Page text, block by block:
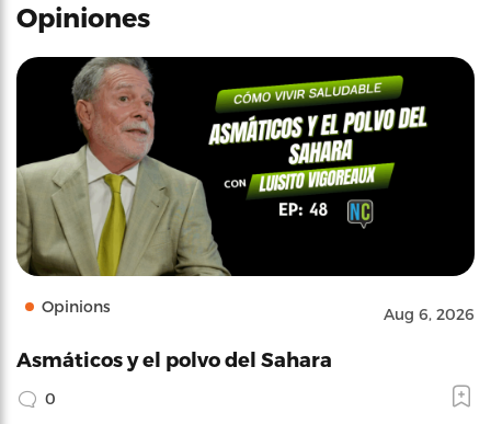
Opiniones
Opinions Aug 6, 2026
Asmáticos y el polvo del Sahara
0